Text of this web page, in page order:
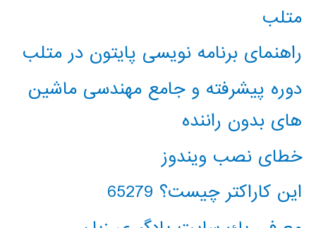
متلب
راهنمای برنامه نویسی پایتون در متلب
دوره پیشرفته و جامع مهندسی ماشین
های بدون راننده
خطای نصب ویندوز
این کاراکتر چیست؟ 65279